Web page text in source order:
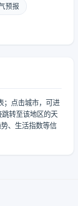
预报
；点击城市，可进
转至该地区的天
、生活指数等信